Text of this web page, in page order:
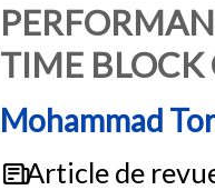
TIME
Mohammad
Article de